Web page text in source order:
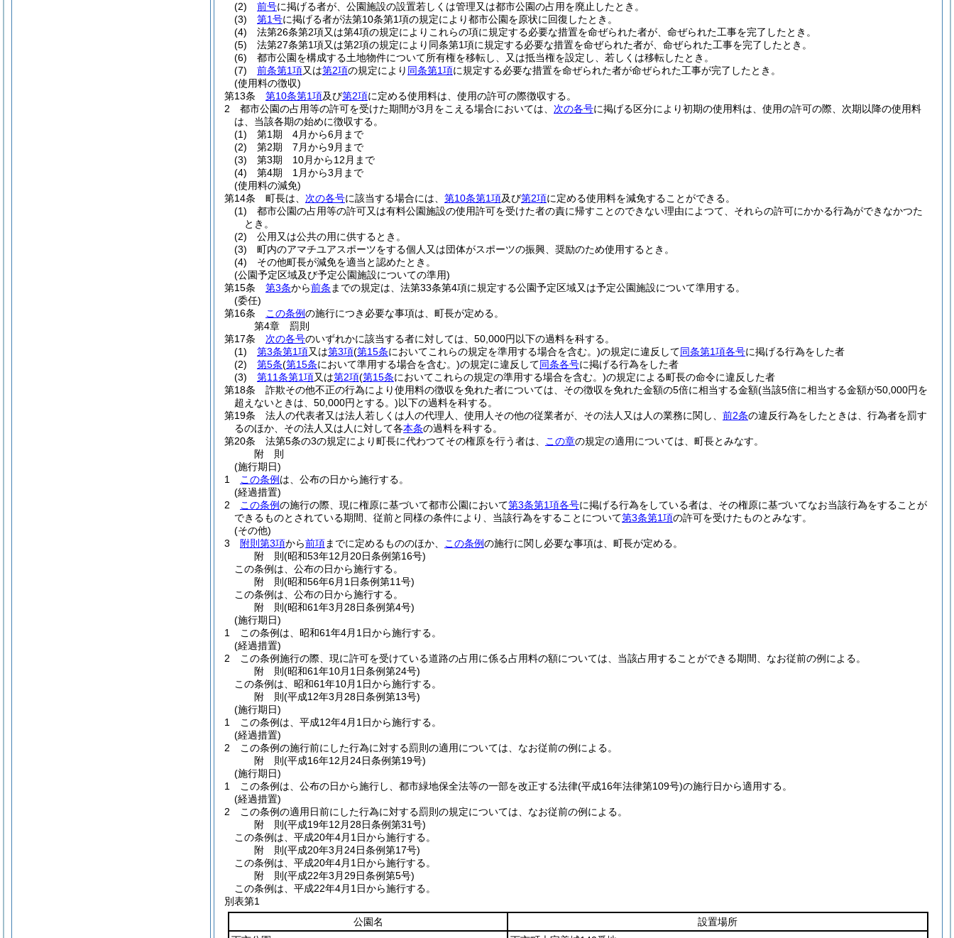
(2)
前号に掲げる者が、公園施設の設置若しくは管理又は都市公園の占用を廃止したとき。
(3)
第1号に掲げる者が法第10条第1項の規定により都市公園を原状に回復したとき。
(4)
法第26条第2項又は第4項の規定によりこれらの項に規定する必要な措置を命ぜられた者が、命ぜられた工事を完了したとき。
(5)
法第27条第1項又は第2項の規定により同条第1項に規定する必要な措置を命ぜられた者が、命ぜられた工事を完了したとき。
(6)
都市公園を構成する土地物件について所有権を移転し、又は抵当権を設定し、若しくは移転したとき。
(7)
前条第1項又は第2項の規定により 同条第1項に規定する必要な措置を命ぜられた者が命ぜられた工事が完了したとき。
(使用料の徴収)
第13条
第10条第1項及び第2項に定める使用料は、使用の許可の際徴収する。
2
都市公園の占用等の許可を受けた期間が3月をこえる場合においては、 次の各号に掲げる区分により初期の使用料は、使用の許可の際、次期以降の使用料
は、当該各期の始めに徴収する。
(1)
第1期 4月から6月まで
(2)
第2期 7月から9月まで
(3)
第3期 10月から12月まで
(4)
第4期 1月から3月まで
(使用料の減免)
第14条
町長は、 次の各号に該当する場合には、 第10条第1項及び第2項に定める使用料を減免することができる。
(1)
都市公園の占用等の許可又は有料公園施設の使用許可を受けた者の責に帰すことのできない理由によつて、それらの許可にかかる行為ができなかつた
とき。
(2)
公用又は公共の用に供するとき。
(3)
町内のアマチユアスポーツをする個人又は団体がスポーツの振興、奨励のため使用するとき。
(4)
その他町長が減免を適当と認めたとき。
(公園予定区域及び予定公園施設についての準用)
第15条
第3条から前条 までの規定は、法第33条第4項に規定する公園予定区域又は予定公園施設について準用する。
(委任)
第16条
この条例の施行につき必要な事項は、町長が定める。
第4章
罰則
第17条
次の各号のいずれかに該当する者に対しては、50,000円以下の過料を科する。
(1)
第3条第1項又は第3項(第15条においてこれらの規定を準用する場合を含む。)の規定に違反して同条第1項各号に掲げる行為をした者
(2)
第5条(第15条において準用する場合を含む。)の規定に違反して同条各号に掲げる行為をした者
(3)
第11条第1項又は第2項(第15条においてこれらの規定の準用する場合を含む。)の規定による町長の命令に違反した者
第18条
詐欺その他不正の行為により使用料の徴収を免れた者については、その徴収を免れた金額の5倍に相当する金額(当該5倍に相当する金額が50,000円を
超えないときは、50,000円とする。)以下の過料を科する。
第19条
法人の代表者又は法人若しくは人の代理人、使用人その他の従業者が、その法人又は人の業務に関し、 前2条の違反行為をしたときは、行為者を罰す
るのほか、その法人又は人に対して各本条の過料を科する。
第20条
法第5条の3の規定により町長に代わつてその権原を行う者は、 この章の規定の適用については、町長とみなす。
附 則
(施行期日)
1
この条例 は、公布の日から施行する。
(経過措置)
2
この条例の施行の際、現に権原に基づいて都市公園において第3条第1項各号に掲げる行為をしている者は、その権原に基づいてなお当該行為をすることが
できるものとされている期間、従前と同様の条件により、当該行為をすることについて第3条第1項の許可を受けたものとみなす。
(その他)
3
附則第3項から前項までに定めるもののほか、 この条例の施行に関し必要な事項は、町長が定める。
附 則(昭和53年12月20日条例第16号)
この条例は、公布の日から施行する。
附 則(昭和56年6月1日条例第11号)
この条例は、公布の日から施行する。
附 則(昭和61年3月28日条例第4号)
(施行期日)
1
この条例は、昭和61年4月1日から施行する。
(経過措置)
2
この条例施行の際、現に許可を受けている道路の占用に係る占用料の額については、当該占用することができる期間、なお従前の例による。
附 則(昭和61年10月1日条例第24号)
この条例は、昭和61年10月1日から施行する。
附 則(平成12年3月28日条例第13号)
(施行期日)
1
この条例は、平成12年4月1日から施行する。
(経過措置)
2
この条例の施行前にした行為に対する罰則の適用については、なお従前の例による。
附 則(平成16年12月24日条例第19号)
(施行期日)
1
この条例は、公布の日から施行し、都市緑地保全法等の一部を改正する法律(平成16年法律第109号)の施行日から適用する。
(経過措置)
2
この条例の適用日前にした行為に対する罰則の規定については、なお従前の例による。
附 則(平成19年12月28日条例第31号)
この条例は、平成20年4月1日から施行する。
附 則(平成20年3月24日条例第17号)
この条例は、平成20年4月1日から施行する。
附 則(平成22年3月29日条例第5号)
この条例は、平成22年4月1日から施行する。
別表第1
公園名
設置場所